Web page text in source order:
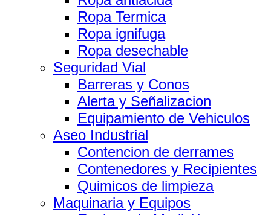
Ropa Termica
Ropa ignifuga
Ropa desechable
Seguridad Vial
Barreras y Conos
Alerta y Señalizacion
Equipamiento de Vehiculos
Aseo Industrial
Contencion de derrames
Contenedores y Recipientes
Quimicos de limpieza
Maquinaria y Equipos